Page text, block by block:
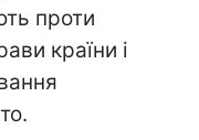
проти
країни і